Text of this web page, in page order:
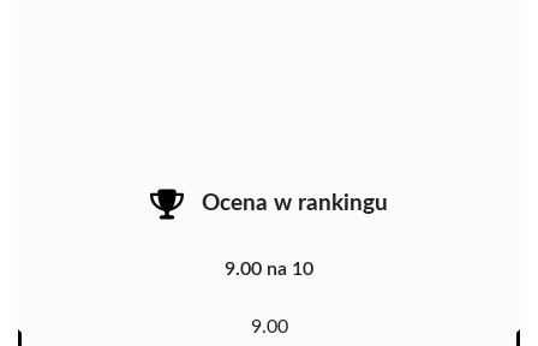
Ocena w rankingu
9.00 na 10
9.00